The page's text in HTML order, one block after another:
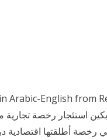
استئجار رخصة
أطلقتها اقتصادية